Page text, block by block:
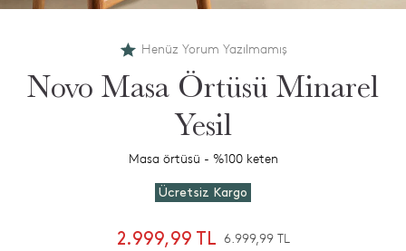
Henüz Yorum Yazılmamış
Novo Masa Örtüsü Minarel
Yesil
Masa örtüsü - %100 keten
Ücretsiz Kargo
2.999,99 TL 6.999,99 TL